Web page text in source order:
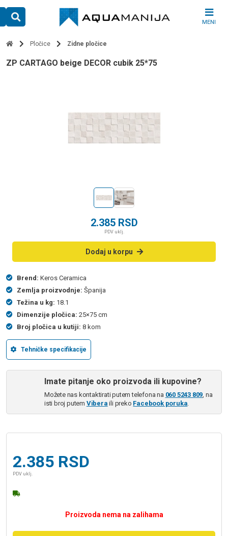
content
MENI
Pločice Zidne pločice
ZP CARTAGO beige DECOR cubik 25*75
2.385 RSD
PDV uklj.
Dodaj u korpu
Brend: Keros Ceramica
Zemlja proizvodnje: Španija
Težina u kg: 18.1
Dimenzije pločica: 25×75 cm
Broj pločica u kutiji: 8 kom
Tehničke specifikacije
Imate pitanje oko proizvoda ili kupovine?
Možete nas kontaktirati putem telefona na 060 5243 809, na
isti broj putem Vibera ili preko Facebook poruka.
2.385 RSD
PDV uklj.
Proizvoda nema na zalihama